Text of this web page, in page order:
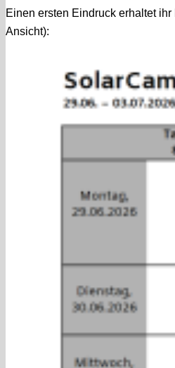
Einen ersten Eindruck erhaltet
Ansicht):